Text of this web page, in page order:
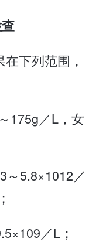
下列范围，
175g／L，女
～5.8×1012／
／L；